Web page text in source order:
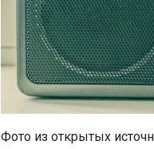
Фото из открытых